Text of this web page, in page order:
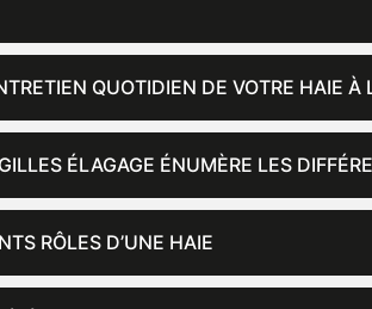
QUOTIDIEN DE VOTRE HAIE À
ÉLAGAGE ÉNUMÈRE LES
RÔLES D’UNE HAIE